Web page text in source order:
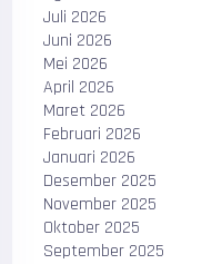
Juli 2026
Juni 2026
Mei 2026
April 2026
Maret 2026
Februari 2026
Januari 2026
Desember 2025
November 2025
Oktober 2025
September 2025